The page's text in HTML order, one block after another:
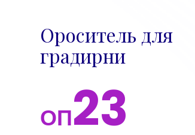
Ороситель для
градирни
ОП23